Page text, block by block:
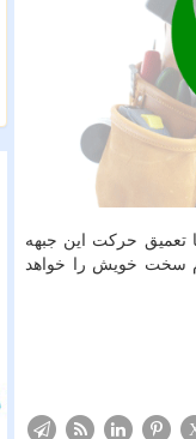
تعمیق حركت این جبهه
سخت خویش را خواهد